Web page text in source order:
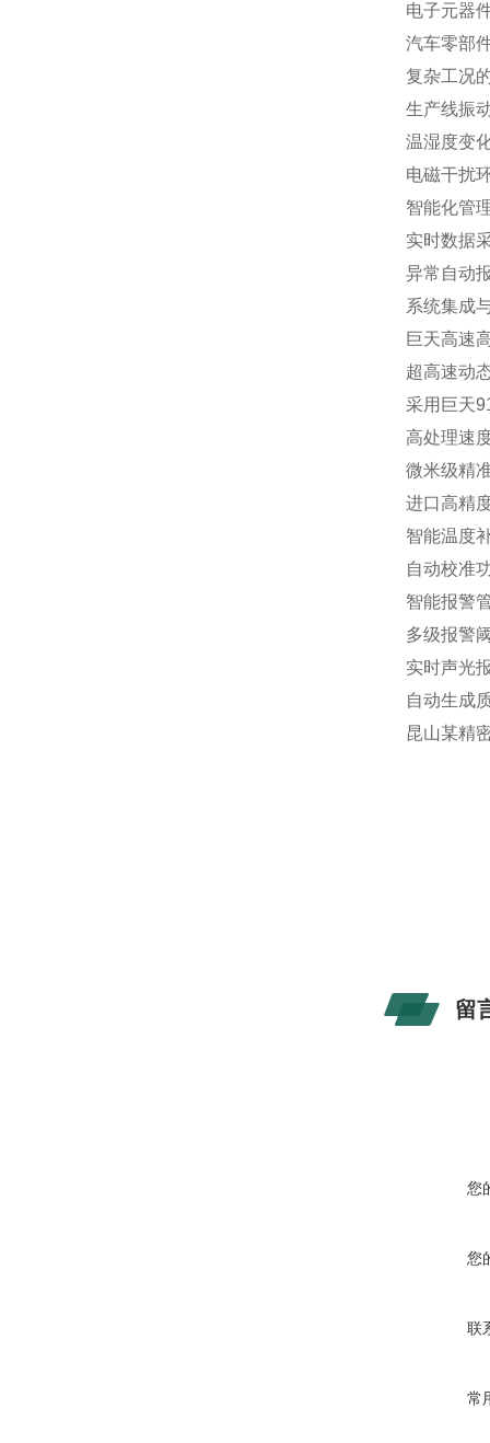
电子元器
汽车零部
复杂工况
生产线振
温湿度变
电磁干扰
智能化管
实时数据
异常自动
系统集成
巨天高速
超高速动
采用巨天
高处理速
微米级精
进口高精
智能温度
自动校准
智能报警
多级报警
实时声光
自动生成
昆山某精
留
您
您
联
常